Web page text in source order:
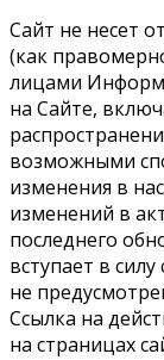
Сайт не несет
(как
лицами
на Сайте,
возможными
изменения в
изменений в
последнего
вступает в
не
Ссылка на
на страницах